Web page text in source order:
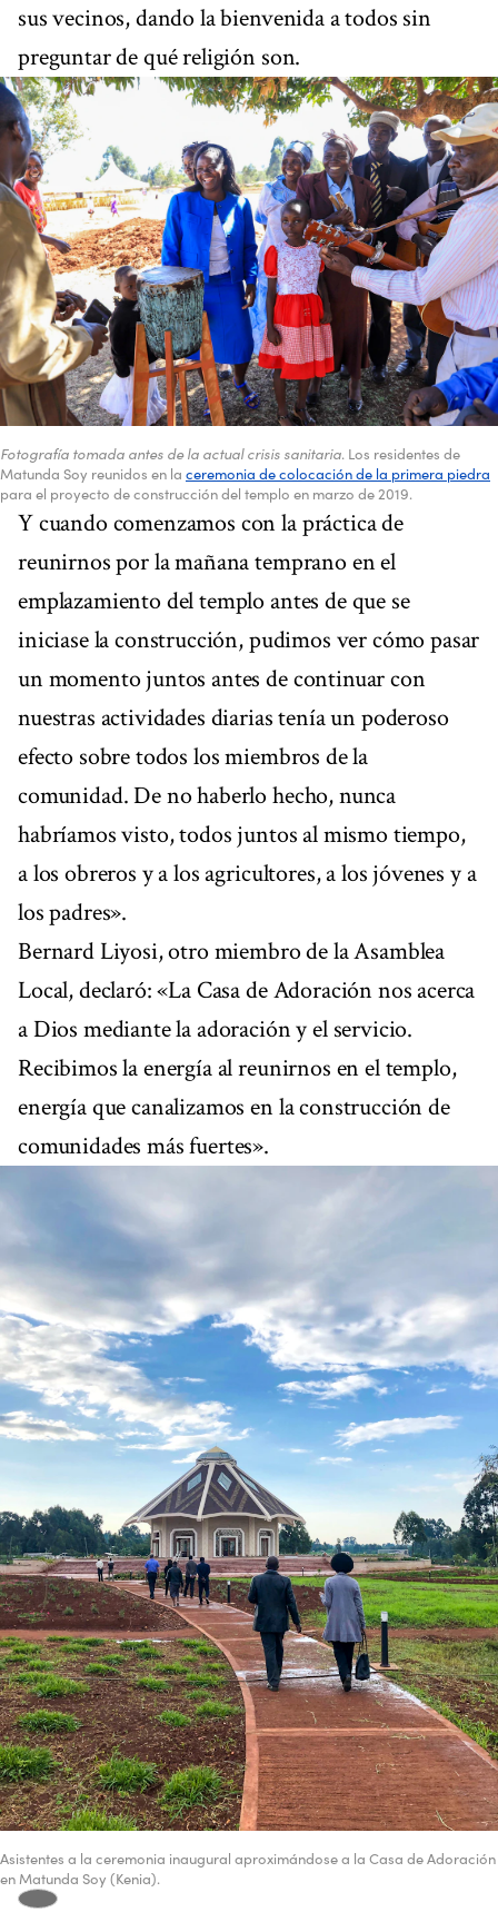
sus vecinos, dando la bienvenida a todos sin
preguntar de qué religión son.
Fotografía tomada antes de la actual crisis sanitaria. Los residentes de
Matunda Soy reunidos en la ceremonia de colocación de la primera piedra
para el proyecto de construcción del templo en marzo de 2019.
Y cuando comenzamos con la práctica de
reunirnos por la mañana temprano en el
emplazamiento del templo antes de que se
iniciase la construcción, pudimos ver cómo pasar
un momento juntos antes de continuar con
nuestras actividades diarias tenía un poderoso
efecto sobre todos los miembros de la
comunidad. De no haberlo hecho, nunca
habríamos visto, todos juntos al mismo tiempo,
a los obreros y a los agricultores, a los jóvenes y a
los padres».
Bernard Liyosi, otro miembro de la Asamblea
Local, declaró: «La Casa de Adoración nos acerca
a Dios mediante la adoración y el servicio.
Recibimos la energía al reunirnos en el templo,
energía que canalizamos en la construcción de
comunidades más fuertes».
Asistentes a la ceremonia inaugural aproximándose a la Casa de Adoración
en Matunda Soy (Kenia).